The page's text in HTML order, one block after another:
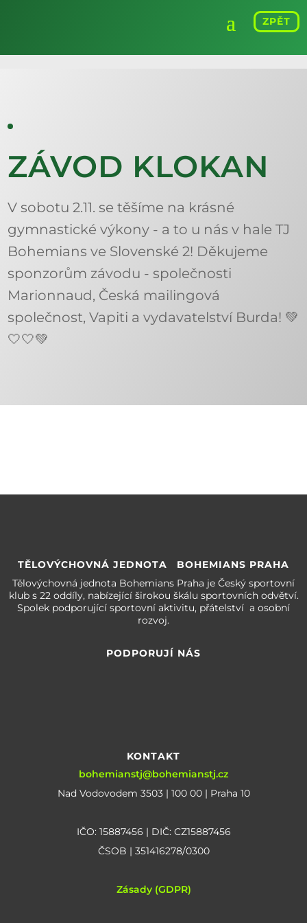
ZPĚT
ZÁVOD KLOKAN
V sobotu 2.11. se těšíme na krásné
gymnastické výkony - a to u nás v hale TJ
Bohemians ve Slovenské 2! Děkujeme
sponzorům závodu - společnosti
Marionnaud, Česká mailingová
společnost, Vapiti a vydavatelství Burda! 💚
🤍🤍💚
TĚLOVÝCHOVNÁ JEDNOTA BOHEMIANS PRAHA
Tělovýchovná jednota Bohemians Praha je Český sportovní
klub s 22 oddíly, nabízející širokou škálu sportovních odvětví.
Spolek podporující sportovní aktivitu, přátelství a osobní
rozvoj.
PODPORUJÍ NÁS
KONTAKT
bohemianstj@bohemianstj.cz
Nad Vodovodem 3503 | 100 00 | Praha 10
IČO: 15887456 | DIČ: CZ15887456
ČSOB | 351416278/0300
Zásady (GDPR)